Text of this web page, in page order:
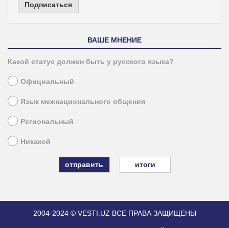
Подписаться
ВАШЕ МНЕНИЕ
Какой статус должен быть у русского языка?
Официальный
Язык межнационального общения
Региональный
Никакой
итоги
2004-2024 © VESTI.UZ ВСЕ ПРАВА ЗАЩИЩЕНЫ